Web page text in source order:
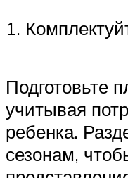
1.
Подготовьте
учитывая
ребенка.
сезонам,